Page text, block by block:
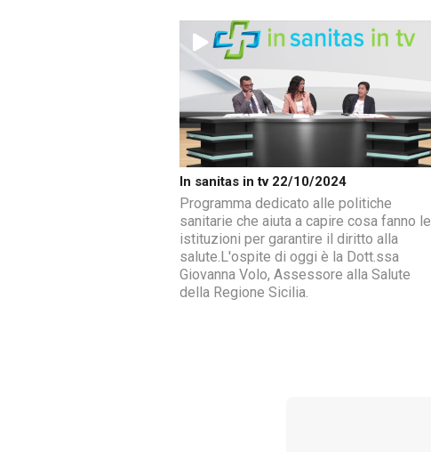
In sanitas in tv 22/10/2024
Programma dedicato alle politiche
sanitarie che aiuta a capire cosa fanno le
istituzioni per garantire il diritto alla
salute.L'ospite di oggi è la Dott.ssa
Giovanna Volo, Assessore alla Salute
della Regione Sicilia.